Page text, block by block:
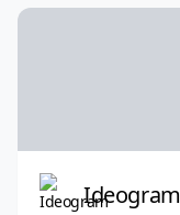
Ideogram